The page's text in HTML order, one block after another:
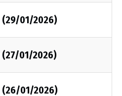
(29/01/2026)
(27/01/2026)
(26/01/2026)